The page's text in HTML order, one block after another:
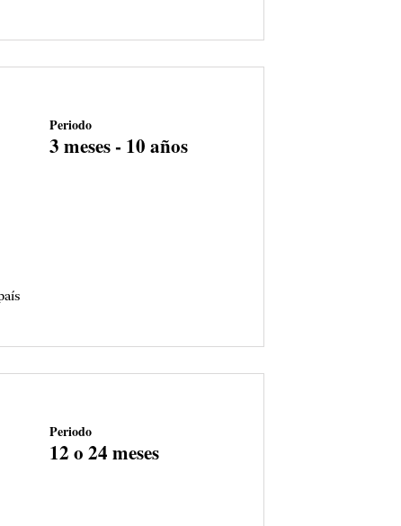
Periodo
3 meses - 10 años
Periodo
12 o 24 meses